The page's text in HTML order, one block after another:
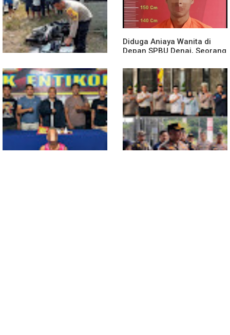
dan Dicemarkan di TikTok,
AF Lapor ke Polda Sumut
Lintas Sektor Cegah
Kebakaran Hutan dan Lahan
Truk Kontainer Oleng Tabrak
Vario, Warga Kapuas
Meninggal di Dusun Mak
Tampong
Diduga Aniaya Wanita di
Depan SPBU Denai, Seorang
Medan Area